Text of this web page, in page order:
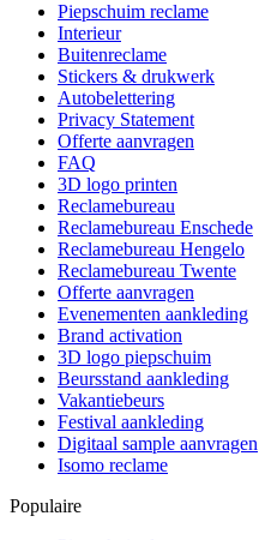
Piepschuim reclame
Interieur
Buitenreclame
Stickers & drukwerk
Autobelettering
Privacy Statement
Offerte aanvragen
FAQ
3D logo printen
Reclamebureau
Reclamebureau Enschede
Reclamebureau Hengelo
Reclamebureau Twente
Offerte aanvragen
Evenementen aankleding
Brand activation
3D logo piepschuim
Beursstand aankleding
Vakantiebeurs
Festival aankleding
Digitaal sample aanvragen
Isomo reclame
Populaire